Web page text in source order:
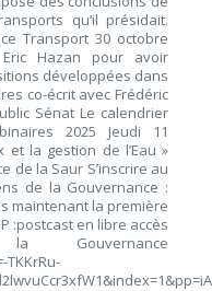
qu’il présidait.
Transport 30 octobre
Eric Hazan pour avoir
développées dans
co-écrit avec Frédéric
Sénat Le calendrier
2025 Jeudi 11
et la gestion de l’Eau »
de la Saur S’inscrire au
de la Gouvernance :
maintenant la première
:postcast en libre accès